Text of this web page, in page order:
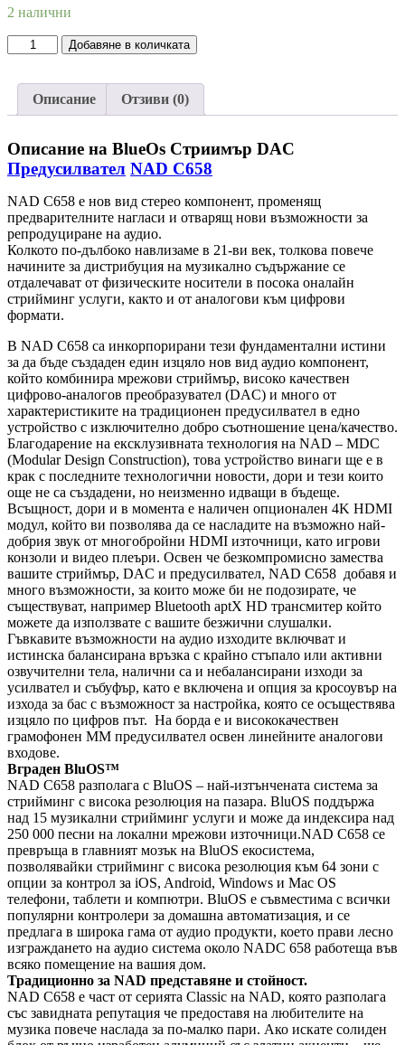
2 налични
количество
за
Стриимър
DAC
NAD
C658
Добавяне в количката
Описание Отзиви (0)
Описание на BlueOs Стриимър DAC
Предусилвател NAD C658
NAD C658 е нов вид стерео компонент, променящ
предварителните нагласи и отварящ нови възможности за
репродуциране на аудио.
Колкото по-дълбоко навлизаме в 21-ви век, толкова повече
начините за дистрибуция на музикално съдържание се
отдалечават от физическите носители в посока оналайн
стрийминг услуги, както и от аналогови към цифрови
формати.
В NAD C658 са инкорпорирани тези фундаментални истини
за да бъде създаден един изцяло нов вид аудио компонент,
който комбинира мрежови стриймър, високо качествен
цифрово-аналогов преобразувател (DAC) и много от
характеристиките на традиционен предусилвател в едно
устройство с изключително добро съотношение цена/качество.
Благодарение на ексклузивната технология на NAD – MDC
(Modular Design Construction), това устройство винаги ще е в
крак с последните технологични новости, дори и тези които
още не са създадени, но неизменно идващи в бъдеще.
Всъщност, дори и в момента е наличен опционален 4K HDMI
модул, който ви позволява да се насладите на възможно най-
добрия звук от многобройни HDMI източници, като игрови
конзоли и видео плеъри. Освен че безкомпромисно замества
вашите стриймър, DAC и предусилвател, NAD C658 добавя и
много възможности, за които може би не подозирате, че
съществуват, например Bluetooth aptX HD трансмитер който
можете да използвате с вашите безжични слушалки.
Гъвкавите възможности на аудио изходите включват и
истинска балансирана връзка с крайно стъпало или активни
озвучителни тела, налични са и небалансирани изходи за
усилвател и събуфър, като е включена и опция за кросоувър на
изхода за бас с възможност за настройка, която се осъществява
изцяло по цифров път. На борда е и висококачествен
грамофонен MM предусилвател освен линейните аналогови
входове.
Вграден BluOS™
NAD C658 разполага с BluOS – най-изтънчената система за
стрийминг с висока резолюция на пазара. BluOS поддържа
над 15 музикални стрийминг услуги и може да индексира над
250 000 песни на локални мрежови източници.NAD C658 се
превръща в главният мозък на BluOS екосистема,
позволявайки стрийминг с висока резолюция към 64 зони с
опции за контрол за iOS, Android, Windows и Mac OS
телефони, таблети и компютри. BluOS е съвместима с всички
популярни контролери за домашна автоматизация, и се
предлага в широка гама от аудио продукти, което прави лесно
изграждането на аудио система около NADC 658 работеща във
всяко помещение на вашия дом.
Традиционно за NAD представяне и стойност.
NAD C658 е част от серията Classic на NAD, която разполага
със завидната репутация че предоставя на любителите на
музика повече наслада за по-малко пари. Ако искате солиден